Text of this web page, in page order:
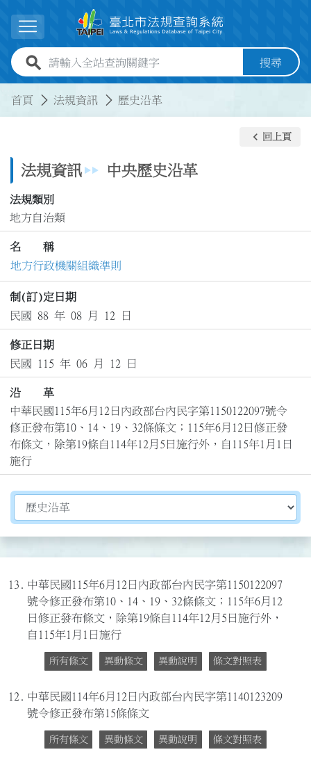
展開選單
全站查詢關鍵字欄位 搜尋
首頁 法規資訊 歷史沿革
法規資訊 中央歷史沿革
keyboard_arrow_left 回上頁
法規類別
地方自治類
名 稱
地方行政機關組織準則
制(訂)定日期
民國 88 年 08 月 12 日
修正日期
民國 115 年 06 月 12 日
沿 革
中華民國115年6月12日內政部台內民字第1150122097號令
修正發布第10、14、19、32條條文；115年6月12日修正發
布條文，除第19條自114年12月5日施行外，自115年1月1日
施行
切換選擇法規資訊內容
13. 中華民國115年6月12日內政部台內民字第1150122097
號令修正發布第10、14、19、32條條文；115年6月12
日修正發布條文，除第19條自114年12月5日施行外，
自115年1月1日施行
所有條文 異動條文 異動說明 條文對照表
12.
中華民國114年6月12日內政部台內民字第1140123209
號令修正發布第15條條文
所有條文 異動條文 異動說明 條文對照表